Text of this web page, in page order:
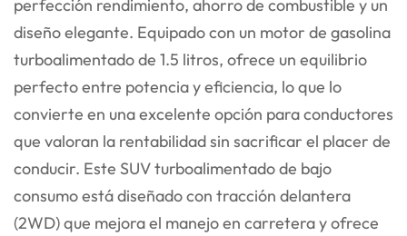
perfección rendimiento, ahorro de combustible y un
diseño elegante. Equipado con un motor de gasolina
turboalimentado de 1.5 litros, ofrece un equilibrio
perfecto entre potencia y eficiencia, lo que lo
convierte en una excelente opción para conductores
que valoran la rentabilidad sin sacrificar el placer de
conducir. Este SUV turboalimentado de bajo
consumo está diseñado con tracción delantera
(2WD) que mejora el manejo en carretera y ofrece